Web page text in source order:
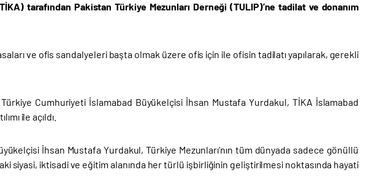
tarafından Pakistan Türkiye Mezunları Derneği (TULIP)’ne tadilat ve donanım
ve ofis sandalyeleri başta olmak üzere ofis için ile ofisin tadilatı yapılarak, gerekli
Türkiye Cumhuriyeti İslamabad Büyükelçisi İhsan Mustafa Yurdakul, TİKA İslamabad
ile açıldı.
İhsan Mustafa Yurdakul, Türkiye Mezunları’nın tüm dünyada sadece gönüllü
siyasi, iktisadi ve eğitim alanında her türlü işbirliğinin geliştirilmesi noktasında hayati